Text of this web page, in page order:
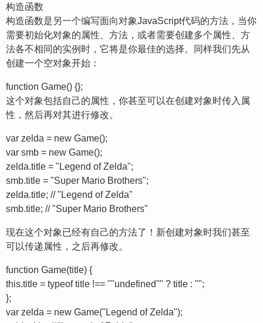
构造函数
构造函数是另一个编写面向对象JavaScript代码的方法，当你
需要初始化对象的属性、方法，或者需要创建多个属性、方
法各不相同的实例时，它将是你最佳的选择。同样我们先从
创建一个空对象开始：
function Game() {};
这个对象包括自己的属性，你甚至可以在创建对象时传入属
性，然后再对其进行修改。
var zelda = new Game();
var smb = new Game();
zelda.title = "Legend of Zelda";
smb.title = "Super Mario Brothers";
zelda.title; // "Legend of Zelda"
smb.title; // "Super Mario Brothers"
现在这个对象已经有自己的方法了！新创建对象时我们甚至
可以传递属性，之后再修改。
function Game(title) {
this.title = typeof title !== ''''undefined'''' ? title : "";
};
var zelda = new Game("Legend of Zelda");